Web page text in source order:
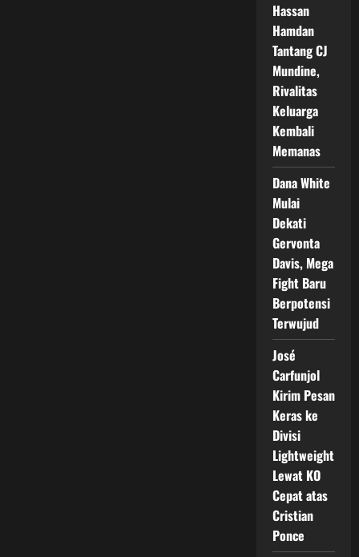
Hassan
Hamdan
Tantang CJ
Mundine,
Rivalitas
Keluarga
Kembali
Memanas
Dana White
Mulai
Dekati
Gervonta
Davis, Mega
Fight Baru
Berpotensi
Terwujud
José
Carfunjol
Kirim Pesan
Keras ke
Divisi
Lightweight
Lewat KO
Cepat atas
Cristian
Ponce